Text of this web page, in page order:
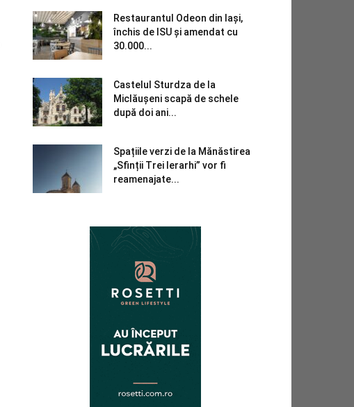
Restaurantul Odeon din Iași,
închis de ISU și amendat cu
30.000...
Castelul Sturdza de la
Miclăușeni scapă de schele
după doi ani...
Spațiile verzi de la Mănăstirea
„Sfinții Trei Ierarhi” vor fi
reamenajate...